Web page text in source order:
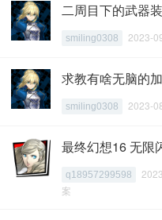
二周目下的武器
smiling0308 2023-
求教有啥无脑的
smiling0308 2023-
最终幻想16 无限
q18957299598
案